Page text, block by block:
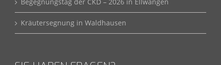
Begegnungstag der CKD – 2026 in Ellwangen
Kräutersegnung in Waldhausen